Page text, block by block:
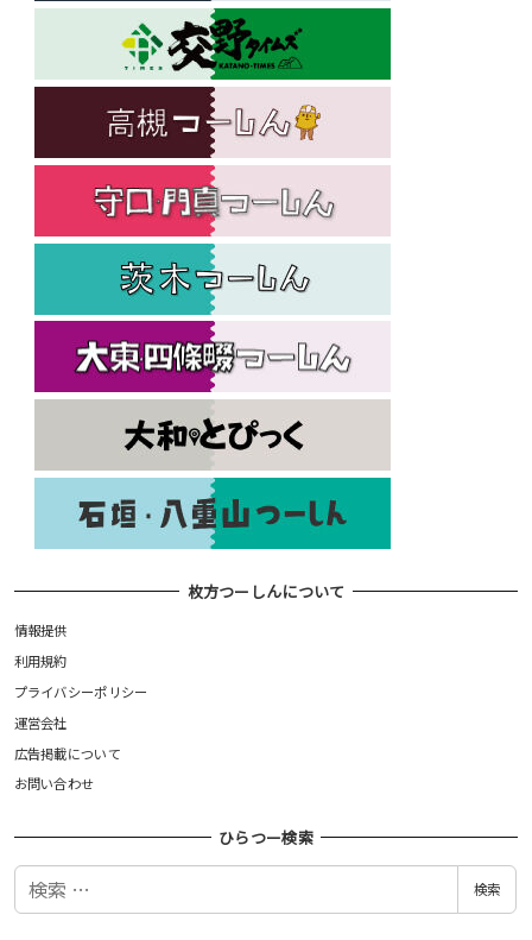
枚方つーしんについて
情報提供
利用規約
プライバシーポリシー
運営会社
広告掲載について
お問い合わせ
ひらつー検索
検
検索